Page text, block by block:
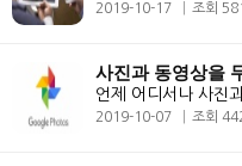
2019-10-17 조회
사진과 동영상을
2019-10-07 조회